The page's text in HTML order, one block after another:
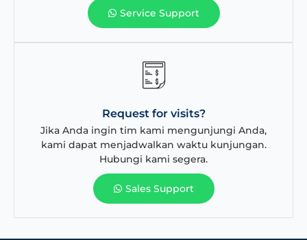
Service Support
Request for visits?
Jika Anda ingin tim kami mengunjungi Anda,
kami dapat menjadwalkan waktu kunjungan.
Hubungi kami segera.
Sales Support